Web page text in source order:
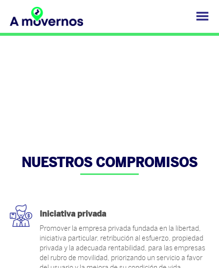
NUESTROS COMPROMISOS
Iniciativa privada
Promover la empresa privada fundada en la libertad,
iniciativa particular, retribución al esfuerzo, propiedad
privada y la adecuada rentabilidad, para las empresas
del rubro de movilidad, priorizando un servicio a favor